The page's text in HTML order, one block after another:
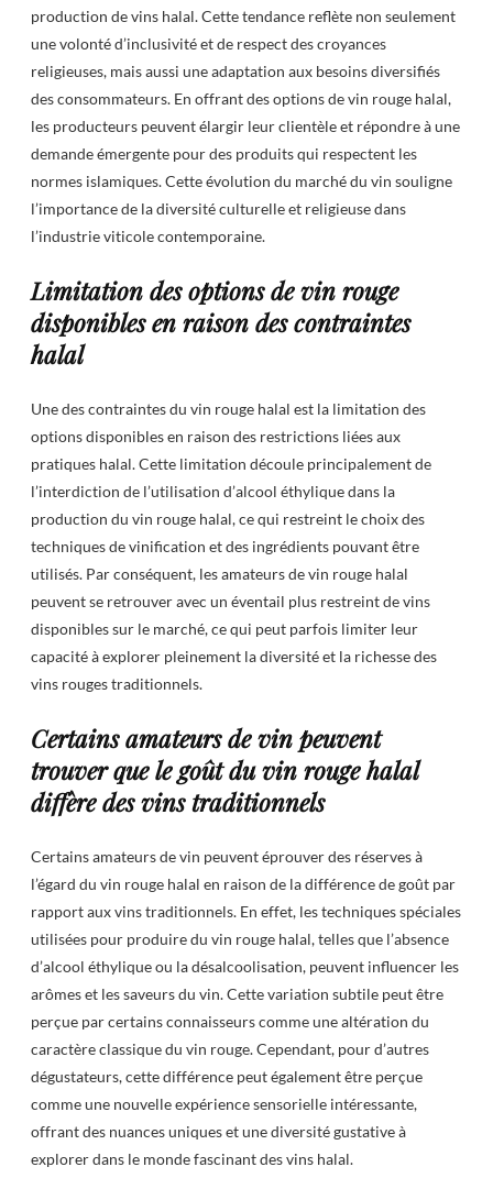
production de vins halal. Cette tendance reflète non seulement
une volonté d’inclusivité et de respect des croyances
religieuses, mais aussi une adaptation aux besoins diversifiés
des consommateurs. En offrant des options de vin rouge halal,
les producteurs peuvent élargir leur clientèle et répondre à une
demande émergente pour des produits qui respectent les
normes islamiques. Cette évolution du marché du vin souligne
l’importance de la diversité culturelle et religieuse dans
l’industrie viticole contemporaine.
Limitation des options de vin rouge
disponibles en raison des contraintes
halal
Une des contraintes du vin rouge halal est la limitation des
options disponibles en raison des restrictions liées aux
pratiques halal. Cette limitation découle principalement de
l’interdiction de l’utilisation d’alcool éthylique dans la
production du vin rouge halal, ce qui restreint le choix des
techniques de vinification et des ingrédients pouvant être
utilisés. Par conséquent, les amateurs de vin rouge halal
peuvent se retrouver avec un éventail plus restreint de vins
disponibles sur le marché, ce qui peut parfois limiter leur
capacité à explorer pleinement la diversité et la richesse des
vins rouges traditionnels.
Certains amateurs de vin peuvent
trouver que le goût du vin rouge halal
diffère des vins traditionnels
Certains amateurs de vin peuvent éprouver des réserves à
l’égard du vin rouge halal en raison de la différence de goût par
rapport aux vins traditionnels. En effet, les techniques spéciales
utilisées pour produire du vin rouge halal, telles que l’absence
d’alcool éthylique ou la désalcoolisation, peuvent influencer les
arômes et les saveurs du vin. Cette variation subtile peut être
perçue par certains connaisseurs comme une altération du
caractère classique du vin rouge. Cependant, pour d’autres
dégustateurs, cette différence peut également être perçue
comme une nouvelle expérience sensorielle intéressante,
offrant des nuances uniques et une diversité gustative à
explorer dans le monde fascinant des vins halal.